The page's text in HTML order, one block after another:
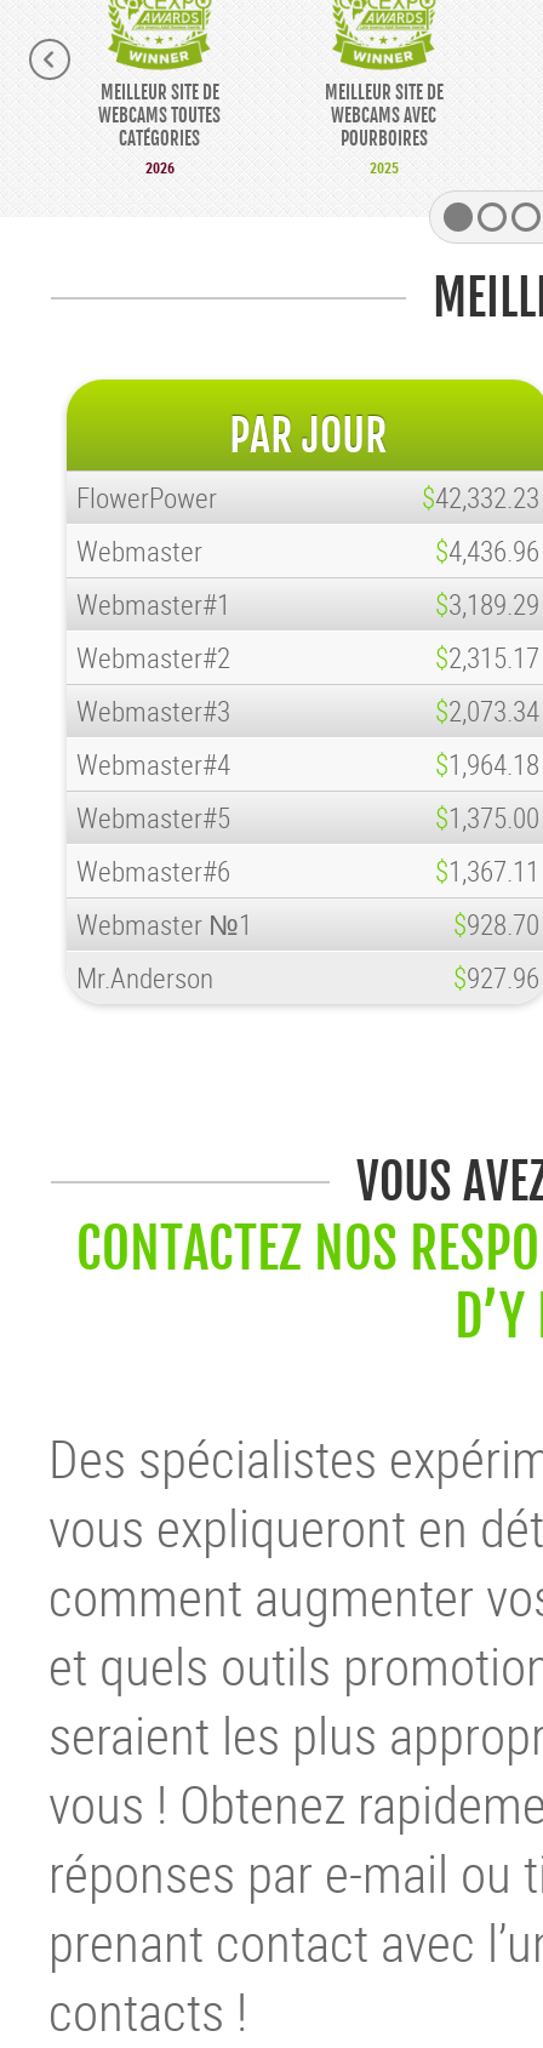
MEILLEUR SITE DE
WEBCAMS TOUTES
CATÉGORIES
2026
MEILLEUR SITE DE
WEBCAMS AVEC
POURBOIRES
2025
PAR JOUR
FlowerPower $42,332.23
Webmaster
$4,436.96
Webmaster#1
$3,189.29
Webmaster#2
$2,315.17
Webmaster#3
$2,073.34
Webmaster#4
$1,964.18
Webmaster#5
$1,375.00
Webmaster#6
$1,367.11
Webmaster №1
$928.70
Mr.Anderson
$927.96
VOUS
CONTACTEZ NOS
Des spécialistes
vous expliqueront en
comment augmenter
et quels outils
seraient les plus
vous ! Obtenez
réponses par e-mail ou
prenant contact avec
contacts !